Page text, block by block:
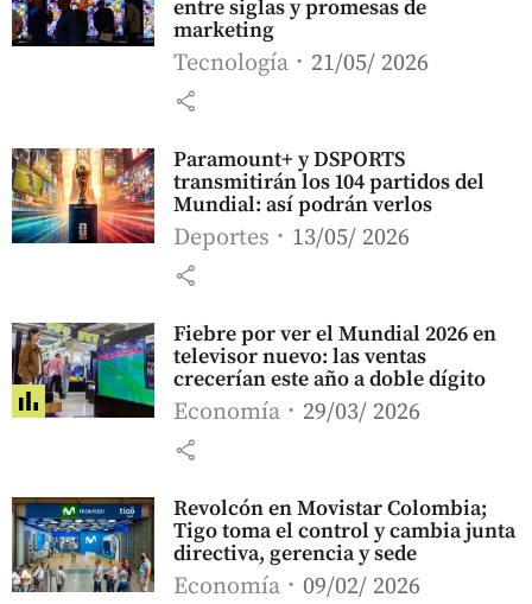
entre siglas y promesas de
marketing
Tecnología 21/05/ 2026
share
Paramount+ y DSPORTS
transmitirán los 104 partidos del
Mundial: así podrán verlos
Deportes 13/05/ 2026
share
Fiebre por ver el Mundial 2026 en
televisor nuevo: las ventas
crecerían este año a doble dígito
Economía 29/03/ 2026
share
Revolcón en Movistar Colombia;
Tigo toma el control y cambia junta
directiva, gerencia y sede
Economía 09/02/ 2026